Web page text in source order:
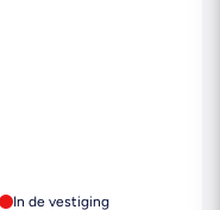
In de vestiging